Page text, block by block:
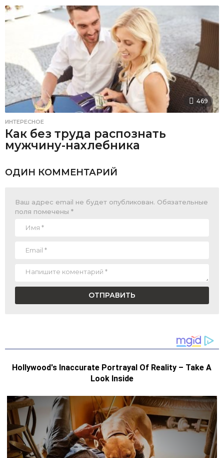
469
ИНТЕРЕСНОЕ
Как без труда распознать
мужчину-нахлебника
ОДИН КОММЕНТАРИЙ
Ваш адрес email не будет опубликован. Обязательные
поля помечены *